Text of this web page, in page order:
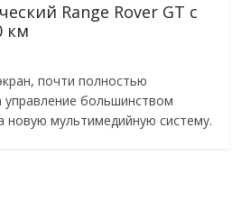
Range Rover GT с
км
почти полностью
управление большинством
новую мультимедийную систему.